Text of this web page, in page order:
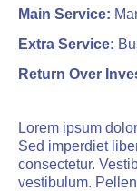
Main Service:
Extra Service:
Return Over
Lorem ipsum
Sed imperdiet
consectetur.
vestibulum.